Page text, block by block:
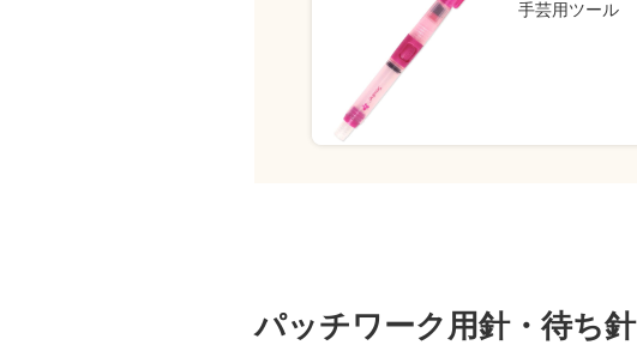
手芸用ツール
パッチワーク用針・待ち針